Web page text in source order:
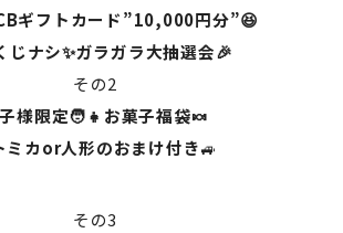
ギフトカード”10,000円分”😆
ナシ✨ガラガラ大抽選会🎉
その2
様限定🧑👧お菓子福袋🍬
カor人形のおまけ付き🚙
その3